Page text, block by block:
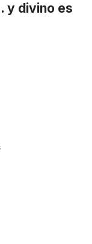
y divino es